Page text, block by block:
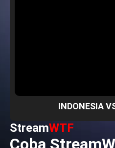
INDONESIA
StreamWTF
Coba